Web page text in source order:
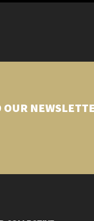
OUR